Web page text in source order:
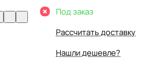
Под заказ
Рассчитать доставку
Нашли дешевле?